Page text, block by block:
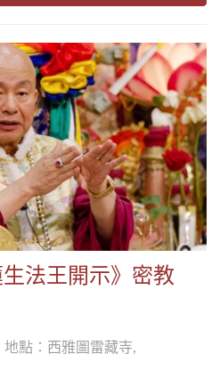
法王開示》密教
地點：西雅圖雷藏寺,